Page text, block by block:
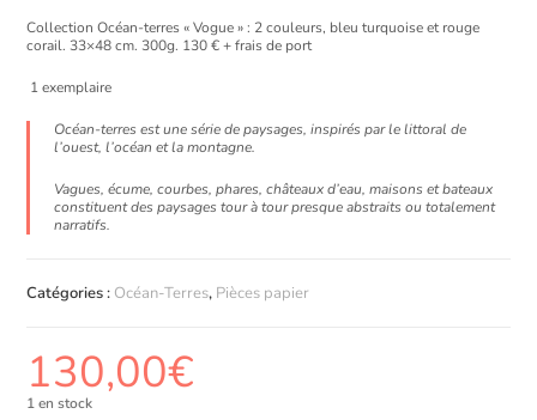
Collection Océan-terres « Vogue » : 2 couleurs, bleu turquoise et rouge
corail. 33×48 cm. 300g. 130 € + frais de port
1 exemplaire
Océan-terres est une série de paysages, inspirés par le littoral de
l’ouest, l’océan et la montagne.
Vagues, écume, courbes, phares, châteaux d’eau, maisons et bateaux
constituent des paysages tour à tour presque abstraits ou totalement
narratifs.
Catégories : Océan-Terres, Pièces papier
130,00€
1 en stock